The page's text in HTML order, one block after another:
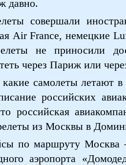
давно.
совершали
Air France, немецкие
не приносили
через Париж или
самолеты летают
российских
российская
из Москвы в
по маршруту
аэропорта